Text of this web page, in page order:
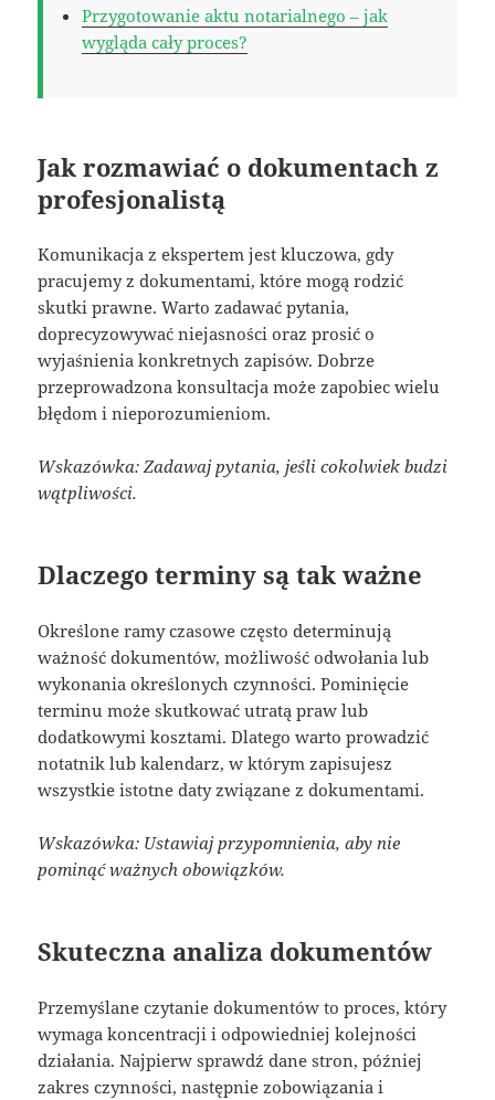
Przygotowanie aktu notarialnego – jak
wygląda cały proces?
Jak rozmawiać o dokumentach z
profesjonalistą
Komunikacja z ekspertem jest kluczowa, gdy
pracujemy z dokumentami, które mogą rodzić
skutki prawne. Warto zadawać pytania,
doprecyzowywać niejasności oraz prosić o
wyjaśnienia konkretnych zapisów. Dobrze
przeprowadzona konsultacja może zapobiec wielu
błędom i nieporozumieniom.
Wskazówka: Zadawaj pytania, jeśli cokolwiek budzi
wątpliwości.
Dlaczego terminy są tak ważne
Określone ramy czasowe często determinują
ważność dokumentów, możliwość odwołania lub
wykonania określonych czynności. Pominięcie
terminu może skutkować utratą praw lub
dodatkowymi kosztami. Dlatego warto prowadzić
notatnik lub kalendarz, w którym zapisujesz
wszystkie istotne daty związane z dokumentami.
Wskazówka: Ustawiaj przypomnienia, aby nie
pominąć ważnych obowiązków.
Skuteczna analiza dokumentów
Przemyślane czytanie dokumentów to proces, który
wymaga koncentracji i odpowiedniej kolejności
działania. Najpierw sprawdź dane stron, później
zakres czynności, następnie zobowiązania i